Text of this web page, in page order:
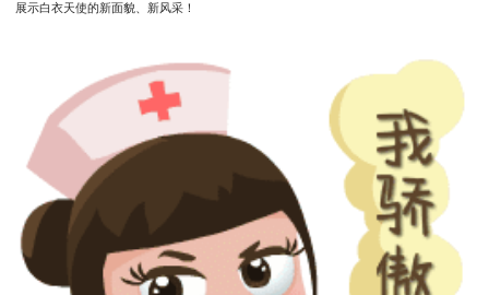
展示白衣天使的新面貌、新风采！